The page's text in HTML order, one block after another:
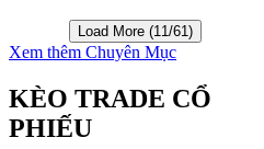
Screener
Load More (11/61)
Xem thêm Chuyên Mục
KÈO TRADE CỔ
PHIẾU